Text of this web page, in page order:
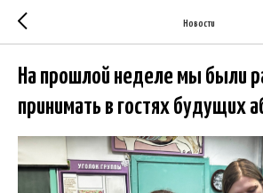
Новости
На прошлой неделе мы были
принимать в гостях будущих